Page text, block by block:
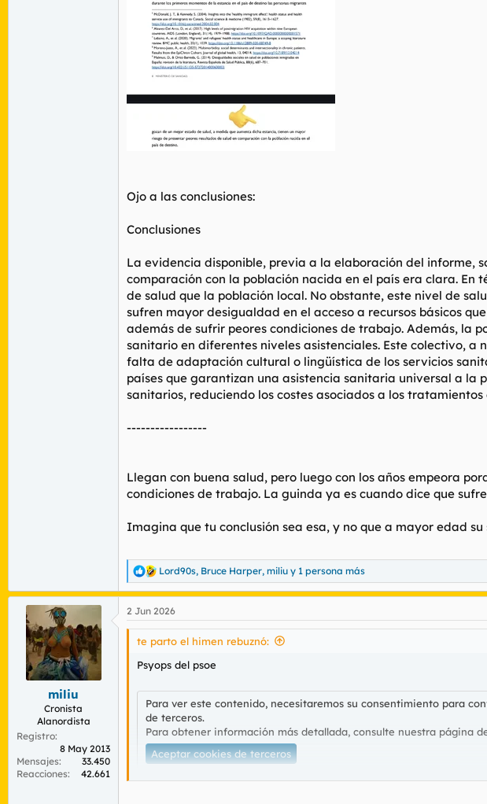
Ojo a las conclusiones:
Conclusiones
La evidencia disponible, previa a la elaboración del informe,
comparación con la población nacida en el país era clara.
de salud que la población local. No obstante, este nivel de
sufren mayor desigualdad en el acceso a recursos básicos
además de sufrir peores condiciones de trabajo. Además, la
sanitario en diferentes niveles asistenciales. Este colectivo,
falta de adaptación cultural o lingüística de los servicios
países que garantizan una asistencia sanitaria universal a la
sanitarios, reduciendo los costes asociados a los
-----------------
Llegan con buena salud, pero luego con los años empeora
condiciones de trabajo. La guinda ya es cuando dice que
Imagina que tu conclusión sea esa, y no que a mayor edad
R
e
a
c
c
Lord90s, Bruce Harper, miliu y 1 persona más
miliu
Cronista
Alanordista
Registro
8 May 2013
Mensajes
33.450
Reacciones
42.661
2 Jun 2026
te parto el himen rebuznó:
Psyops del psoe
Para ver este contenido, necesitaremos su consentimiento para
de terceros.
Para obtener información más detallada, consulte nuestra página
Aceptar cookies de terceros